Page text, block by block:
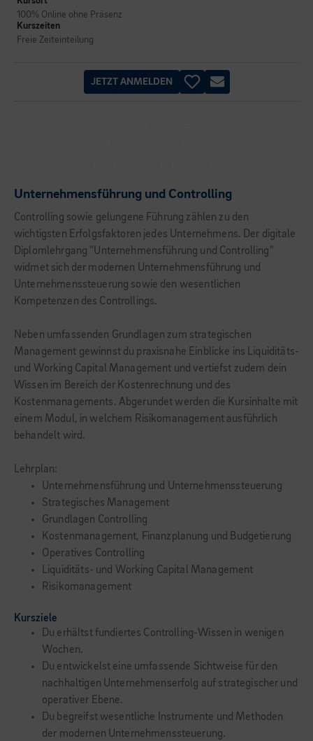
100% Online ohne Präsenz
Kurszeiten
Freie Zeiteinteilung
JETZT ANMELDEN
Unternehmensführung und Controlling
Controlling sowie gelungene Führung zählen zu den
wichtigsten Erfolgsfaktoren jedes Unternehmens. Der digitale
Diplomlehrgang "Unternehmensführung und Controlling"
widmet sich der modernen Unternehmensführung und
Unternehmenssteuerung sowie den wesentlichen
Kompetenzen des Controllings.
Neben umfassenden Grundlagen zum strategischen
Management gewinnst du praxisnahe Einblicke ins Liquiditäts-
und Working Capital Management und vertiefst zudem dein
Wissen im Bereich der Kostenrechnung und des
Kostenmanagements. Abgerundet werden die Kursinhalte mit
einem Modul, in welchem Risikomanagement ausführlich
behandelt wird.
Lehrplan:
Unternehmensführung und Unternehmenssteuerung
Strategisches Management
Grundlagen Controlling
Kostenmanagement, Finanzplanung und Budgetierung
Operatives Controlling
Liquiditäts- und Working Capital Management
Risikomanagement
Kursziele
Du erhältst fundiertes Controlling-Wissen in wenigen
Wochen.
Du entwickelst eine umfassende Sichtweise für den
nachhaltigen Unternehmenserfolg auf strategischer und
operativer Ebene.
Du begreifst wesentliche Instrumente und Methoden
der modernen Unternehmenssteuerung.